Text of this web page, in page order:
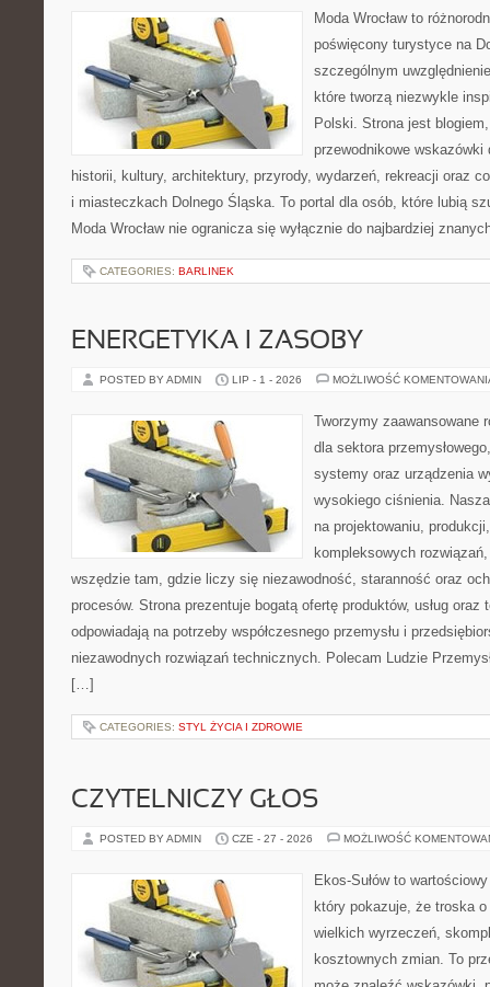
Moda Wrocław to
poświęcony turystyce na
szczególnym
które tworzą niezwykle
Polski. Strona jest
przewodnikowe
historii, kultury, architektury, przyrody, wydarzeń, rekreacji oraz
i miasteczkach Dolnego Śląska. To portal dla osób, które lubią
Moda Wrocław nie ogranicza się wyłącznie do najbardziej
CATEGORIES: BARLINEK
ENERGETYKA I ZASOBY
POSTED BY ADMIN LIP - 1 - 2026 MOŻLIWOŚĆ
Tworzymy zaawansowane
dla sektora
systemy oraz urządzenia
wysokiego ciśnienia.
na projektowaniu,
kompleksowych
wszędzie tam, gdzie liczy się niezawodność, staranność oraz
procesów. Strona prezentuje bogatą ofertę produktów, usług oraz
odpowiadają na potrzeby współczesnego przemysłu i
niezawodnych rozwiązań technicznych. Polecam Ludzie
[…]
CATEGORIES: STYL ŻYCIA I ZDROWIE
CZYTELNICZY GŁOS
POSTED BY ADMIN CZE - 27 - 2026 MOŻLIWOŚĆ
Ekos-Sułów to
który pokazuje, że troska
wielkich wyrzeczeń,
kosztownych zmian. To